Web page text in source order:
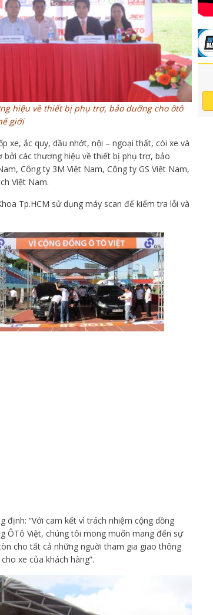
hiệu về thiết bị phụ trợ, bảo duỡng cho ôtô
giới
xe, ắc quy, dầu nhớt, nội – ngoại thất, còi xe và
các thương hiệu về thiết bị phụ trợ, bảo
Công ty 3M Việt Nam, Công ty GS Việt Nam,
Việt Nam.
Tp.HCM sử dụng máy scan để kiểm tra lỗi và
định: “Với cam kết vì trách nhiệm cộng dồng
ÔTô Việt, chúng tôi mong muốn mang đến sự
cho tất cả những nguời tham gia giao thông
xe của khách hàng”.